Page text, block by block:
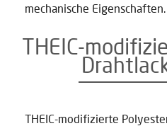
mechanische Eigenschaften.
THEIC-
THEIC-modifizierte